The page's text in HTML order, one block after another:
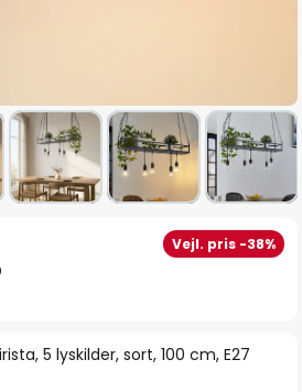
5 lyskilder, sort, 100 cm, E27
Vejl. pris -38%